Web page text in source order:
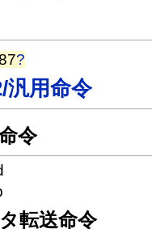
?
汎用命令
令
転送命令